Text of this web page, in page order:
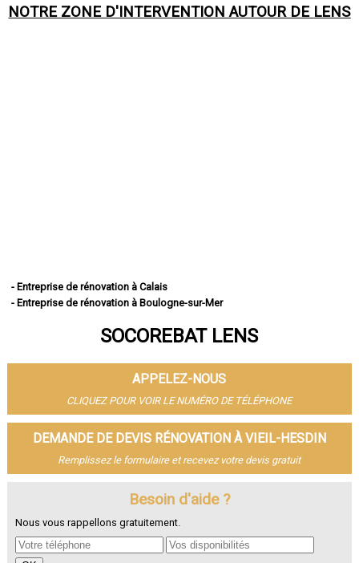
NOTRE ZONE D'INTERVENTION AUTOUR DE LENS
- Entreprise de rénovation à Calais
- Entreprise de rénovation à Boulogne-sur-Mer
- Entreprise de rénovation à Lens
- Entreprise de rénovation à Béthune
- Entreprise de rénovation à Hénin-Beaumont
- Entreprise de rénovation à Bruay-la-Buissière
- Entreprise de rénovation à Avion
- Entreprise de rénovation à Carvin
- Entreprise de rénovation à Berck
- Entreprise de rénovation à Saint-Omer
- Entreprise de rénovation à Harnes
- Entreprise de rénovation à Nœux-les-Mines
- Entreprise de rénovation à Bully-les-Mines
SOCOREBAT LENS
APPELEZ-NOUS
CLIQUEZ POUR VOIR LE NUMÉRO DE TÉLÉPHONE
DEMANDE DE DEVIS RÉNOVATION À VIEIL-HESDIN
Remplissez le formulaire et recevez votre devis gratuit
Besoin d'aide ?
Nous vous rappellons gratuitement.